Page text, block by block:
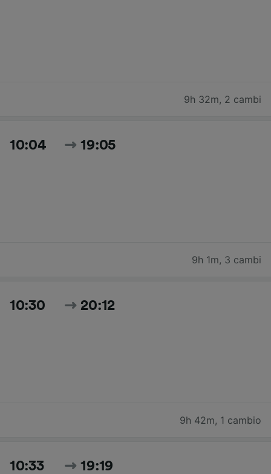
9h 32m, 2 cambi
10:04 19:05
9h 1m, 3 cambi
10:30 20:12
9h 42m, 1 cambio
10:33 19:19